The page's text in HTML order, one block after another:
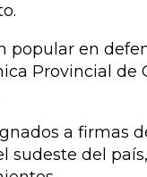
en
Provincial de
a firmas
sudeste del